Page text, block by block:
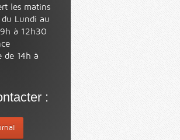
les matins
Lundi au
à 12h30
de 14h à
: